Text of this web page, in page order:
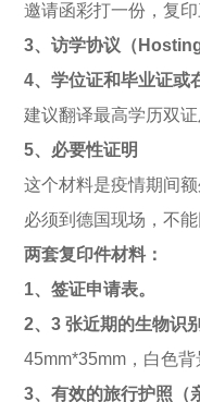
邀请函彩打一份，复印
3、访学协议（
4、学位证和毕业证或
建议翻译最高学历双证
5、必要性证明
这个材料是疫情期间
必须到德国现场，不能
两套复印件材料：
1、签证申请表。
2、3 张近期的生物识
45mm*35mm，白色背
3、有效的旅行护照（